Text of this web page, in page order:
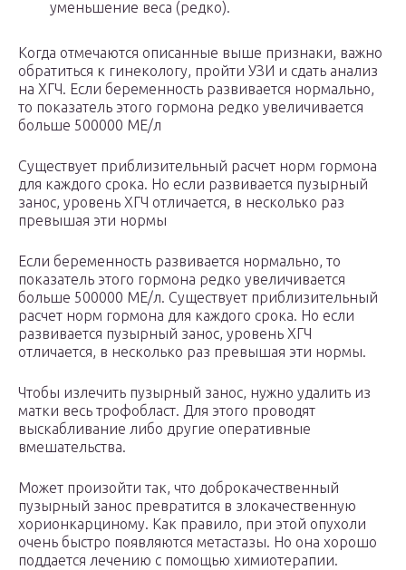
уменьшение веса (редко).
Когда отмечаются описанные выше признаки, важно
обратиться к гинекологу, пройти УЗИ и сдать анализ
на ХГЧ. Если беременность развивается нормально,
то показатель этого гормона редко увеличивается
больше 500000 МЕ/л
Существует приблизительный расчет норм гормона
для каждого срока. Но если развивается пузырный
занос, уровень ХГЧ отличается, в несколько раз
превышая эти нормы
Если беременность развивается нормально, то
показатель этого гормона редко увеличивается
больше 500000 МЕ/л. Существует приблизительный
расчет норм гормона для каждого срока. Но если
развивается пузырный занос, уровень ХГЧ
отличается, в несколько раз превышая эти нормы.
Чтобы излечить пузырный занос, нужно удалить из
матки весь трофобласт. Для этого проводят
выскабливание либо другие оперативные
вмешательства.
Может произойти так, что доброкачественный
пузырный занос превратится в злокачественную
хорионкарциному. Как правило, при этой опухоли
очень быстро появляются метастазы. Но она хорошо
поддается лечению с помощью химиотерапии.